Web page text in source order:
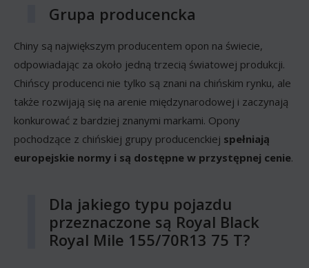
Grupa producencka
Chiny są największym producentem opon na świecie,
odpowiadając za około jedną trzecią światowej produkcji.
Chińscy producenci nie tylko są znani na chińskim rynku, ale
także rozwijają się na arenie międzynarodowej i zaczynają
konkurować z bardziej znanymi markami. Opony
pochodzące z chińskiej grupy producenckiej spełniają
europejskie normy i są dostępne w przystępnej cenie.
Dla jakiego typu pojazdu
przeznaczone są Royal Black
Royal Mile 155/70R13 75 T?